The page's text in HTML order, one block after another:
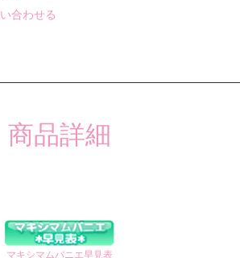
合わせる
商品詳細
マキシマムパニエ早見表